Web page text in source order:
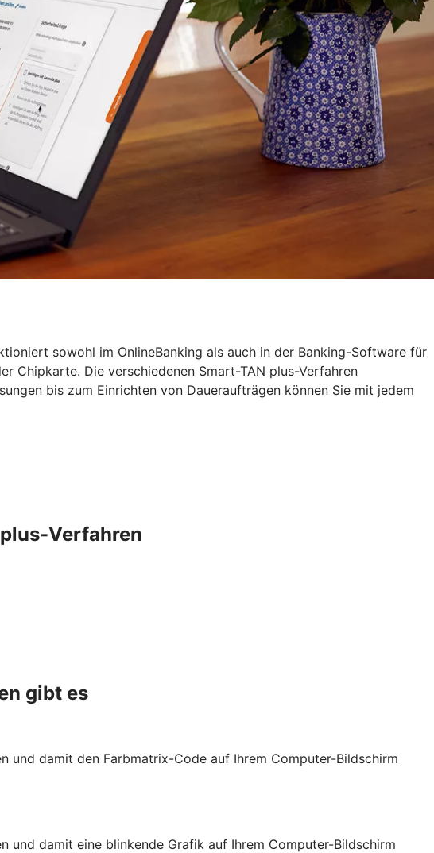
sowohl im OnlineBanking als auch in der Banking-Software für
Chipkarte. Die verschiedenen Smart-TAN plus-Verfahren
bis zum Einrichten von Daueraufträgen können Sie mit jedem
Verfahren
gibt es
und damit den Farbmatrix-Code auf Ihrem Computer-Bildschirm
und damit eine blinkende Grafik auf Ihrem Computer-Bildschirm